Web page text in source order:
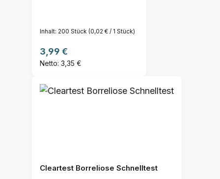
Inhalt: 200 Stück (0,02 € / 1 Stück)
Regulärer Preis:
3,99 €
Netto: 3,35 €
Cleartest Borreliose Schnelltest